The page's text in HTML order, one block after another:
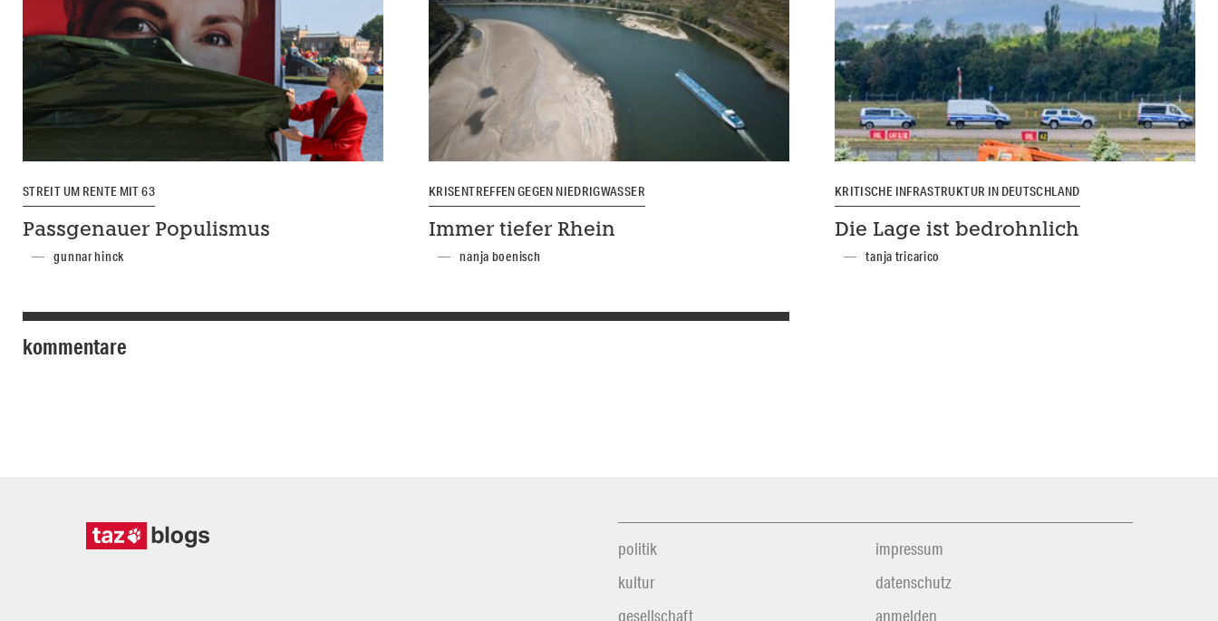
STREIT UM RENTE MIT 63
Passgenauer Populismus
gunnar hinck
KRISENTREFFEN GEGEN NIEDRIGWASSER
Immer tiefer Rhein
nanja boenisch
KRITISCHE INFRASTRUKTUR IN DEUTSCHLAND
Die Lage ist bedrohnlich
tanja tricarico
kommentare
politik
kultur
gesellschaft
impressum
datenschutz
anmelden